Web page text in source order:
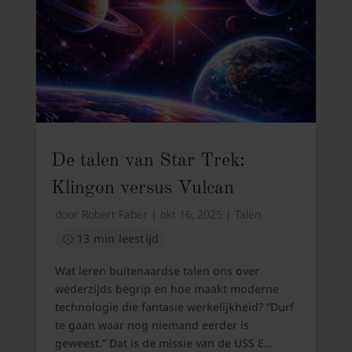
De talen van Star Trek:
Klingon versus Vulcan
door Robert Faber okt 16, 2025
Talen
13 min leestijd
Wat leren buitenaardse talen ons over
wederzijds begrip en hoe maakt moderne
technologie die fantasie werkelijkheid? “Durf
te gaan waar nog niemand eerder is
geweest.” Dat is de missie van de USS E...